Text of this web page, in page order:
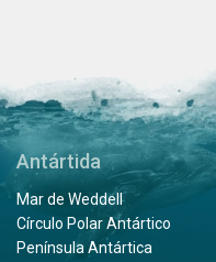
Antártida
Mar de Weddell
Círculo Polar Antártico
Península Antártica